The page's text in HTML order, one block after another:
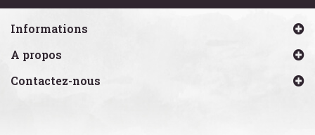
Informations
A propos
Contactez-nous